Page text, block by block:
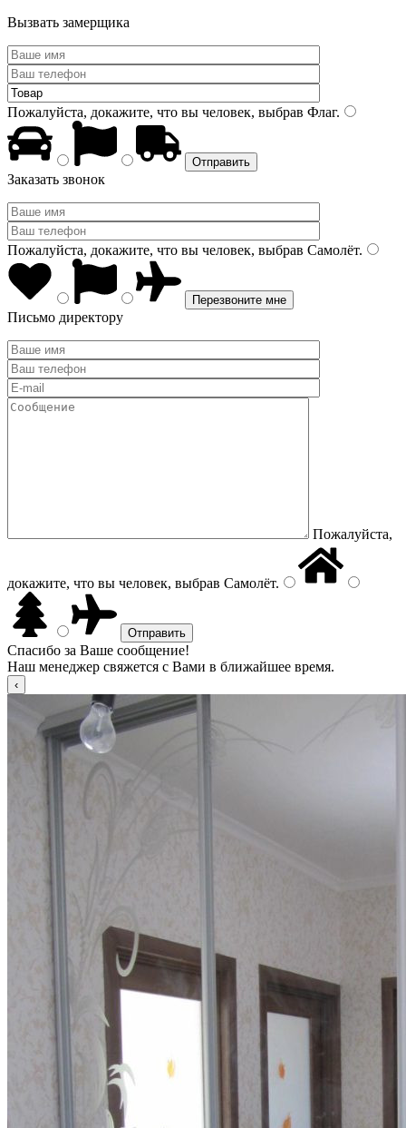
Вызвать замерщика
Пожалуйста, докажите, что вы человек, выбрав Флаг.
Заказать звонок
Пожалуйста, докажите, что вы человек, выбрав Самолёт.
Письмо директору
Пожалуйста,
докажите, что вы человек, выбрав Самолёт.
Спасибо за Ваше сообщение!
Наш менеджер свяжется с Вами в ближайшее время.